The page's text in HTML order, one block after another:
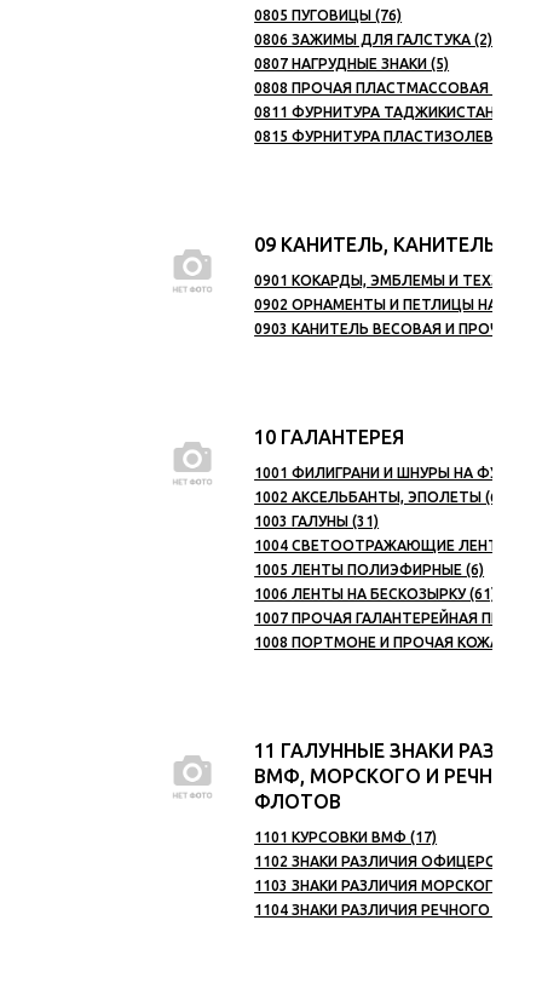
0805 ПУГОВИЦЫ (76)
0806 ЗАЖИМЫ ДЛЯ ГАЛСТУКА (2)
0807 НАГРУДНЫЕ ЗНАКИ (5)
0808 ПРОЧАЯ ПЛАСТМАССОВАЯ
0811 ФУРНИТУРА ТАДЖИКИСТАНА (1)
0815 ФУРНИТУРА ПЛАСТИЗОЛЕВАЯ (1)
09 КАНИТЕЛЬ,
0901 КОКАРДЫ, ЭМБЛЕМЫ И ТЕХЗНАКИ
0902 ОРНАМЕНТЫ И ПЕТЛИЦЫ НА
0903 КАНИТЕЛЬ ВЕСОВАЯ И ПРОЧАЯ
10 ГАЛАНТЕРЕЯ
1001 ФИЛИГРАНИ И ШНУРЫ НА
1002 АКСЕЛЬБАНТЫ, ЭПОЛЕТЫ (63)
1003 ГАЛУНЫ (31)
1004 СВЕТООТРАЖАЮЩИЕ ЛЕНТЫ,
1005 ЛЕНТЫ ПОЛИЭФИРНЫЕ (6)
1006 ЛЕНТЫ НА БЕСКОЗЫРКУ (61)
1007 ПРОЧАЯ ГАЛАНТЕРЕЙНАЯ
1008 ПОРТМОНЕ И ПРОЧАЯ КОЖАНАЯ
11 ГАЛУННЫЕ ЗНАКИ
ВМФ, МОРСКОГО И РЕЧНОГО
ФЛОТОВ
1101 КУРСОВКИ ВМФ (17)
1102 ЗНАКИ РАЗЛИЧИЯ ОФИЦЕРОВ
1103 ЗНАКИ РАЗЛИЧИЯ МОРСКОГО
1104 ЗНАКИ РАЗЛИЧИЯ РЕЧНОГО